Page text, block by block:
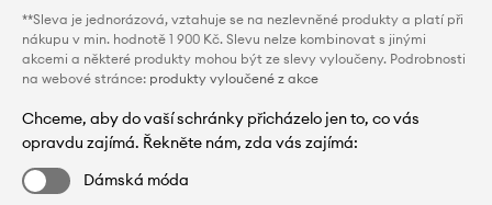
**Sleva je jednorázová, vztahuje se na nezlevněné produkty a platí při
nákupu v min. hodnotě 1 900 Kč. Slevu nelze kombinovat s jinými
akcemi a některé produkty mohou být ze slevy vyloučeny. Podrobnosti
na webové stránce: produkty vyloučené z akce
Chceme, aby do vaší schránky přicházelo jen to, co vás
opravdu zajímá. Řekněte nám, zda vás zajímá:
Dámská móda